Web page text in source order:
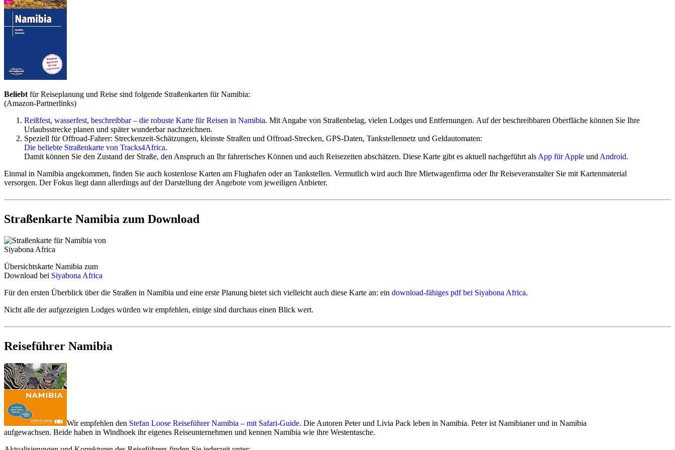
Swissfliegt ab Zürich über Johannesburg und über Partner weiter nach Windhoek.
Ethiopian
Condorfliegt ab Frankfurt über Johannesburg und über Partner weiter nach Windhoek.
Flüge werden je nach Airline 11 bis 12 Monate vor Flugtermin veröffentlicht und ab der Veröffentlichung meist nur teurer. Warten und hoffen auf bessere Preise rächt sich fast immer.
Detailinfos - Flüge nach Namibia
Mietwagen und Camper sind meist gut verfügbar.
*****
Aktuelles Sonderangebot - Angebotsdauer unbekannt
Toyota Hilux Allrad mit europäischer Vollkasko ohne Selbstbeteiligung - ganzjährig für circa 65 Euro pro Tag
Toyota Fortuner SUV Allrad mit europäischer Vollkasko ohne Selbstbeteiligung - ganzjährig für circa 80 Euro pro Tag
*****
Beliebte und preisgünstige Fahrzeuge von bewährten Anbietern sind allerdings häufig weit im Voraus ausgebucht.
Spezielle Familien-Camper mit Dachzelten für bis zu 6 Personen sind häufig über ein Jahr im Voraus ausgebucht. Hier empfehlen wir immer möglichst frühzeitig Vorreservationen.
Falls Sie bereits passende Flüge gefunden oder sogar gebucht haben, geht's hier direkt zu unserer
Falls Sie in der Reisezeit flexibel sind, geben Sie uns das bei Ihren Mietwagen- oder Camper-Anfragen am besten gleich mit an um die Verfügbarkeit zu optimieren.
Detailinfos - Mietwagen und Camper für Namibia
Mehrtägige Flugbausteine oder komplette private Flugsafaris
Inlandsflüge bzw. Regionalflüge
Lüderitz und eingeschränkt Fish River Canyon.
Kleingruppenreisen
Tägliche touristische Bus-Shuttles
Routen, Erlebnisse und Unterkünfte
Beliebt für Reiseplanung und Reise sind folgende Straßenkarten für Namibia:
(Amazon-Partnerlinks)
Reißfest, wasserfest, beschreibbar – die robuste Karte für Reisen in Namibia. Mit Angabe von Straßenbelag, vielen Lodges und Entfernungen. Auf der beschreibbaren Oberfläche können Sie Ihre
Urlaubsstrecke planen und später wunderbar nachzeichnen.
Speziell für Offroad-Fahrer: Streckenzeit-Schätzungen, kleinste Straßen und Offroad-Strecken, GPS-Daten, Tankstellennetz und Geldautomaten:
Die beliebte Straßenkarte von Tracks4Africa.
Damit können Sie den Zustand der Straße, den Anspruch an Ihr fahrerisches Können und auch Reisezeiten abschätzen. Diese Karte gibt es aktuell nachgeführt als App für Apple und Android.
Einmal in Namibia angekommen, finden Sie auch kostenlose Karten am Flughafen oder an Tankstellen. Vermutlich wird auch Ihre Mietwagenfirma oder Ihr Reiseveranstalter Sie mit Kartenmaterial
versorgen. Der Fokus liegt dann allerdings auf der Darstellung der Angebote vom jeweiligen Anbieter.
Straßenkarte Namibia zum Download
Übersichtskarte Namibia zum
Download bei Siyabona Africa
Für den ersten Überblick über die Straßen in Namibia und eine erste Planung bietet sich vielleicht auch diese Karte an: ein download-fähiges pdf bei Siyabona Africa.
Nicht alle der aufgezeigten Lodges würden wir empfehlen, einige sind durchaus einen Blick wert.
Reiseführer Namibia
Wir empfehlen den Stefan Loose Reiseführer Namibia – mit Safari-Guide. Die Autoren Peter und Livia Pack leben in Namibia. Peter ist Namibianer und in Namibia
aufgewachsen. Beide haben in Windhoek ihr eigenes Reiseunternehmen und kennen Namibia wie ihre Westentasche.